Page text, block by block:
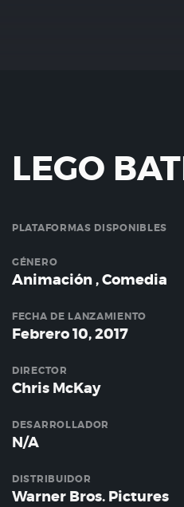
LEGO
PLATAFORMAS DISPONIBLES
GÉNERO
Animación,Comedia
FECHA DE LANZAMIENTO
Febrero 10, 2017
DIRECTOR
Chris McKay
DESARROLLADOR
N/A
DISTRIBUIDOR
Warner Bros. Pictures